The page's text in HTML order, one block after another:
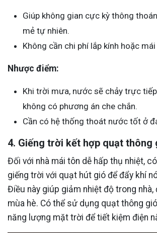
Giúp không gian cực kỳ thông
mẻ tự nhiên.
Không cần chi phí lắp kính hoặc mái
Nhược điểm:
Khi trời mưa, nước sẽ chảy trực
không có phương án che chắn.
Cần có hệ thống thoát nước tốt ở
4. Giếng trời kết hợp quạt thông
Đối với nhà mái tôn dễ hấp thụ nhiệt,
giếng trời với quạt hút gió để đẩy khí
Điều này giúp giảm nhiệt độ trong nhà,
mùa hè. Có thể sử dụng quạt thông
năng lượng mặt trời để tiết kiệm điện